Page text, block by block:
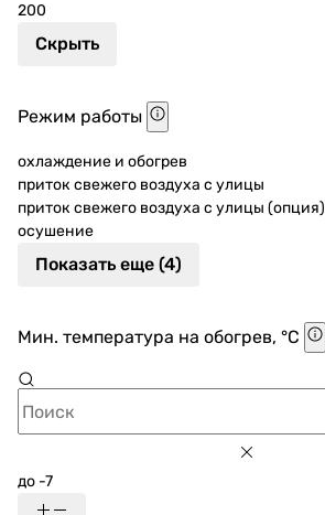
200
Скрыть
Режим работы
охлаждение и обогрев
приток свежего воздуха с улицы
приток свежего воздуха с улицы (опция)
осушение
Показать еще (4)
Мин. температура на обогрев, °C
до -7